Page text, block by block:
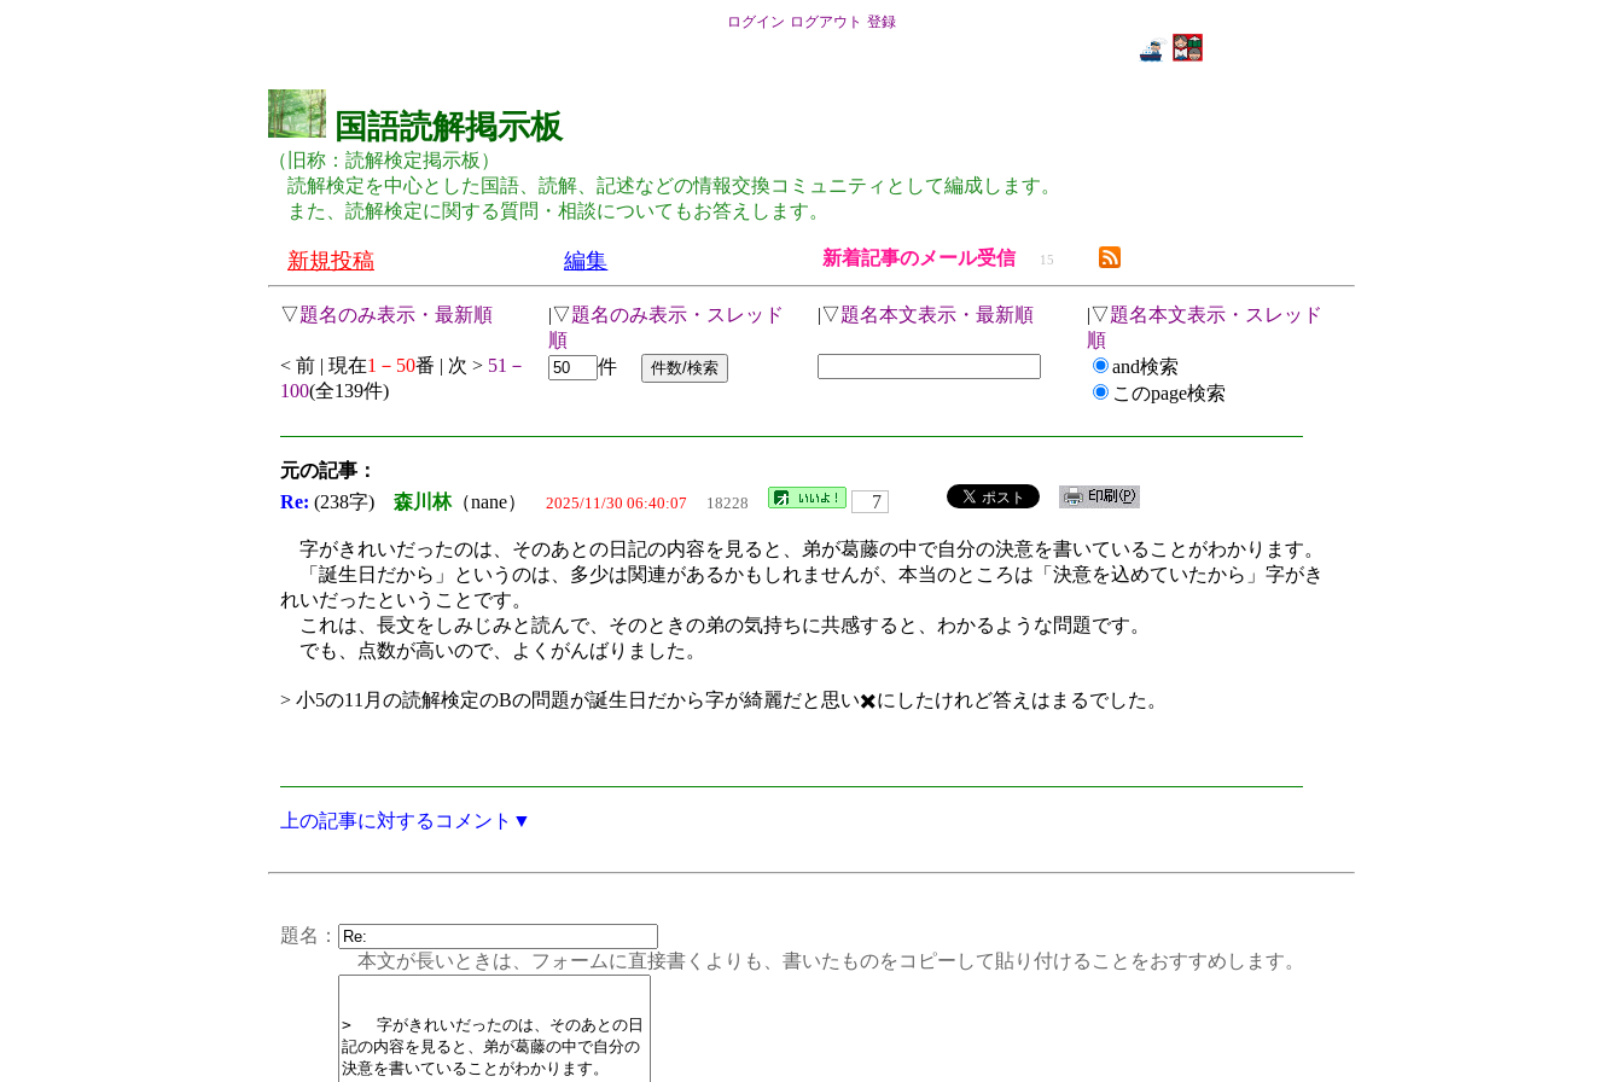
ログイン ログアウト 登録
国語読解掲示板
（旧称：読解検定掲示板）
読解検定を中心とした国語、読解、記述などの情報交換コミュニティとして編成します。
また、読解検定に関する質問・相談についてもお答えします。
新規投稿 編集 新着記事のメール受信 15
▽題名のみ表示・最新順 |▽題名のみ表示・スレッド
順
|▽題名本文表示・最新順 |▽題名本文表示・スレッド
順
< 前 | 現在1－50番 | 次 > 51－
100(全139件)
件
and検索
このpage検索
元の記事：
Re: (238字) 森川林（nane） 2025/11/30 06:40:07 18228 7
字がきれいだったのは、そのあとの日記の内容を見ると、弟が葛藤の中で自分の決意を書いていることがわかります。
「誕生日だから」というのは、多少は関連があるかもしれませんが、本当のところは「決意を込めていたから」字がき
れいだったということです。
これは、長文をしみじみと読んで、そのときの弟の気持ちに共感すると、わかるような問題です。
でも、点数が高いので、よくがんばりました。
> 小5の11月の読解検定のBの問題が誕生日だから字が綺麗だと思い✖️にしたけれど答えはまるでした。
上の記事に対するコメント▼
題名：
本文が長いときは、フォームに直接書くよりも、書いたものをコピーして貼り付けることをおすすめします。